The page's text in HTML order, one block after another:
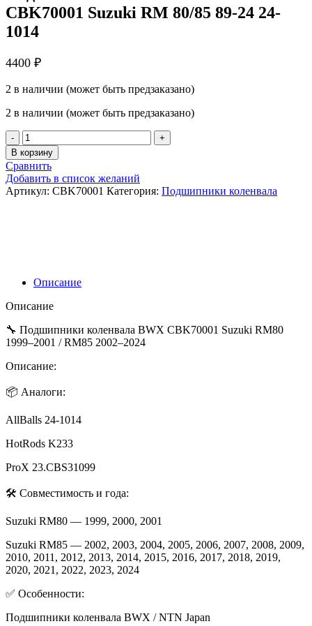
CBK70001 Suzuki RM 80/85 89-24 24-
1014
4400 ₽
2 в наличии (может быть предзаказано)
2 в наличии (может быть предзаказано)
Количество
товара
Подшипники
коленвала
BWX
CBK70001
1014
В корзину
Сравнить
Добавить в список желаний
Артикул: CBK70001 Категория: Подшипники коленвала
Описание
Описание
🔧 Подшипники коленвала BWX CBK70001 Suzuki RM80
1999–2001 / RM85 2002–2024
Описание:
📦 Аналоги:
AllBalls 24-1014
HotRods K233
ProX 23.CBS31099
🛠 Совместимость и года:
Suzuki RM80 — 1999, 2000, 2001
Suzuki RM85 — 2002, 2003, 2004, 2005, 2006, 2007, 2008, 2009,
2010, 2011, 2012, 2013, 2014, 2015, 2016, 2017, 2018, 2019,
2020, 2021, 2022, 2023, 2024
✅ Особенности:
Подшипники коленвала BWX / NTN Japan